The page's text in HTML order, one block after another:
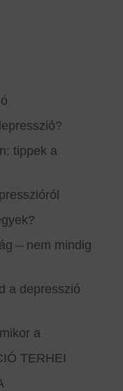
tippek a
– nem mindig
a depresszió
a
TERHEI